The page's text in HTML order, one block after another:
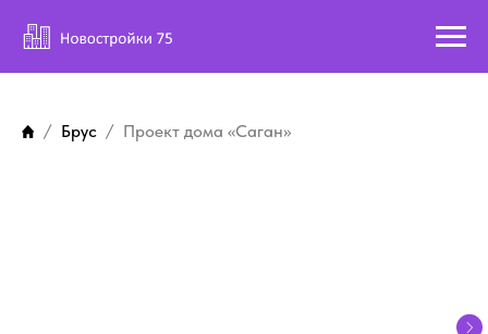
Брус Проект дома «Саган»